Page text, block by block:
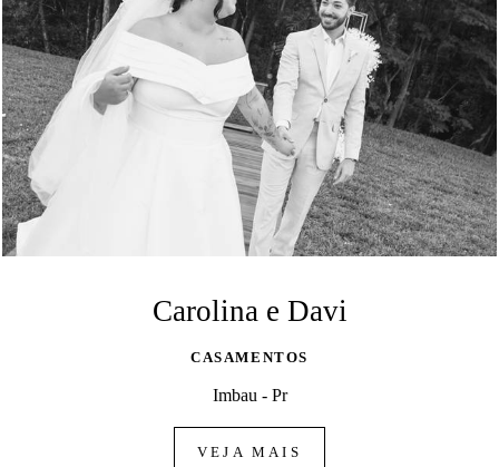
Carolina e Davi
CASAMENTOS
Imbau - Pr
VEJA MAIS